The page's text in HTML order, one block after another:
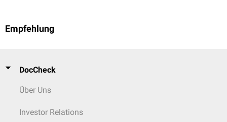
Empfehlung
DocCheck
Über Uns
Investor Relations